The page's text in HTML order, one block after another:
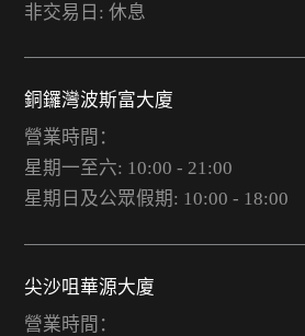
非交易日: 休息
銅鑼灣波斯富大廈
營業時間：
星期一至六: 10:00 - 21:00
星期日及公眾假期: 10:00 - 18:00
尖沙咀華源大廈
營業時間：